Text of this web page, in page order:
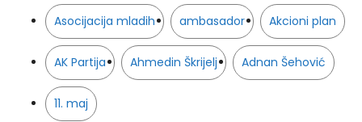
Asocijacija mladih ambasador Akcioni plan
AK Partija Ahmedin Škrijelj Adnan Šehović
11. maj